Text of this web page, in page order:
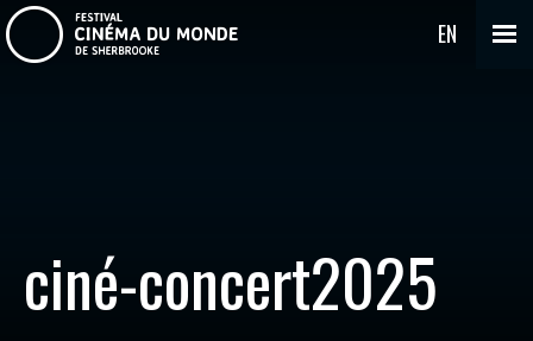
EN
ciné-concert2025